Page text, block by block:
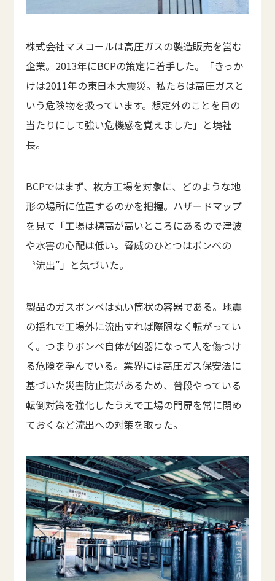
株式会社マスコールは高圧ガスの製造販売を営む
企業。2013年にBCPの策定に着手した。「きっか
けは2011年の東日本大震災。私たちは高圧ガスと
いう危険物を扱っています。想定外のことを目の
当たりにして強い危機感を覚えました」と境社
長。
BCPではまず、枚方工場を対象に、どのような地
形の場所に位置するのかを把握。ハザードマップ
を見て「工場は標高が高いところにあるので津波
や水害の心配は低い。脅威のひとつはボンベの
〝流出″」と気づいた。
製品のガスボンベは丸い筒状の容器である。地震
の揺れで工場外に流出すれば際限なく転がってい
く。つまりボンベ自体が凶器になって人を傷つけ
る危険を孕んでいる。業界には高圧ガス保安法に
基づいた災害防止策があるため、普段やっている
転倒対策を強化したうえで工場の門扉を常に閉め
ておくなど流出への対策を取った。